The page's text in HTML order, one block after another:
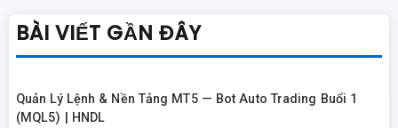
BÀI VIẾT GẦN ĐÂY
Quản Lý Lệnh & Nền Tảng MT5 — Bot Auto Trading Buổi 1
(MQL5) | HNDL